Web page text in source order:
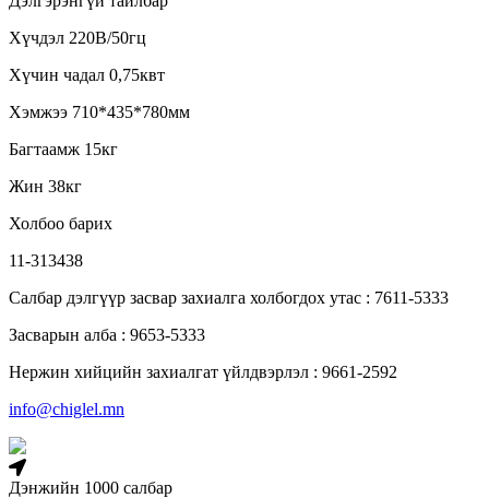
Хүчдэл 220В/50гц
Хүчин чадал 0,75квт
Хэмжээ 710*435*780мм
Багтаамж 15кг
Жин 38кг
Холбоо барих
11-313438
Салбар дэлгүүр засвар захиалга холбогдох утас : 7611-5333
Засварын алба : 9653-5333
Нержин хийцийн захиалгат үйлдвэрлэл : 9661-2592
info@chiglel.mn
Дэнжийн 1000 салбар